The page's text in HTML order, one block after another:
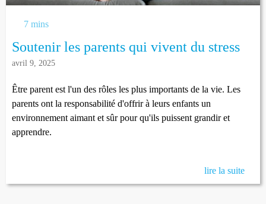
7 mins
Soutenir les parents qui vivent du stress
avril 9, 2025
Être parent est l'un des rôles les plus importants de la vie. Les
parents ont la responsabilité d'offrir à leurs enfants un
environnement aimant et sûr pour qu'ils puissent grandir et
apprendre.
lire la suite